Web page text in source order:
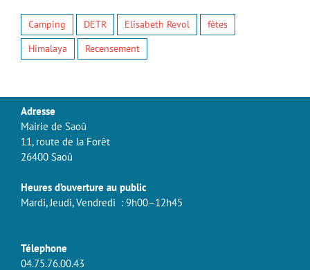
Camping DETR Elisabeth Revol
fêtes
Himalaya
Recensement
Adresse
Mairie de Saoû
11, route de la Forêt
26400 Saoû
Heures d’ouverture au public
Mardi, Jeudi, Vendredi : 9h00–12h45
Télephone
04.75.76.00.43